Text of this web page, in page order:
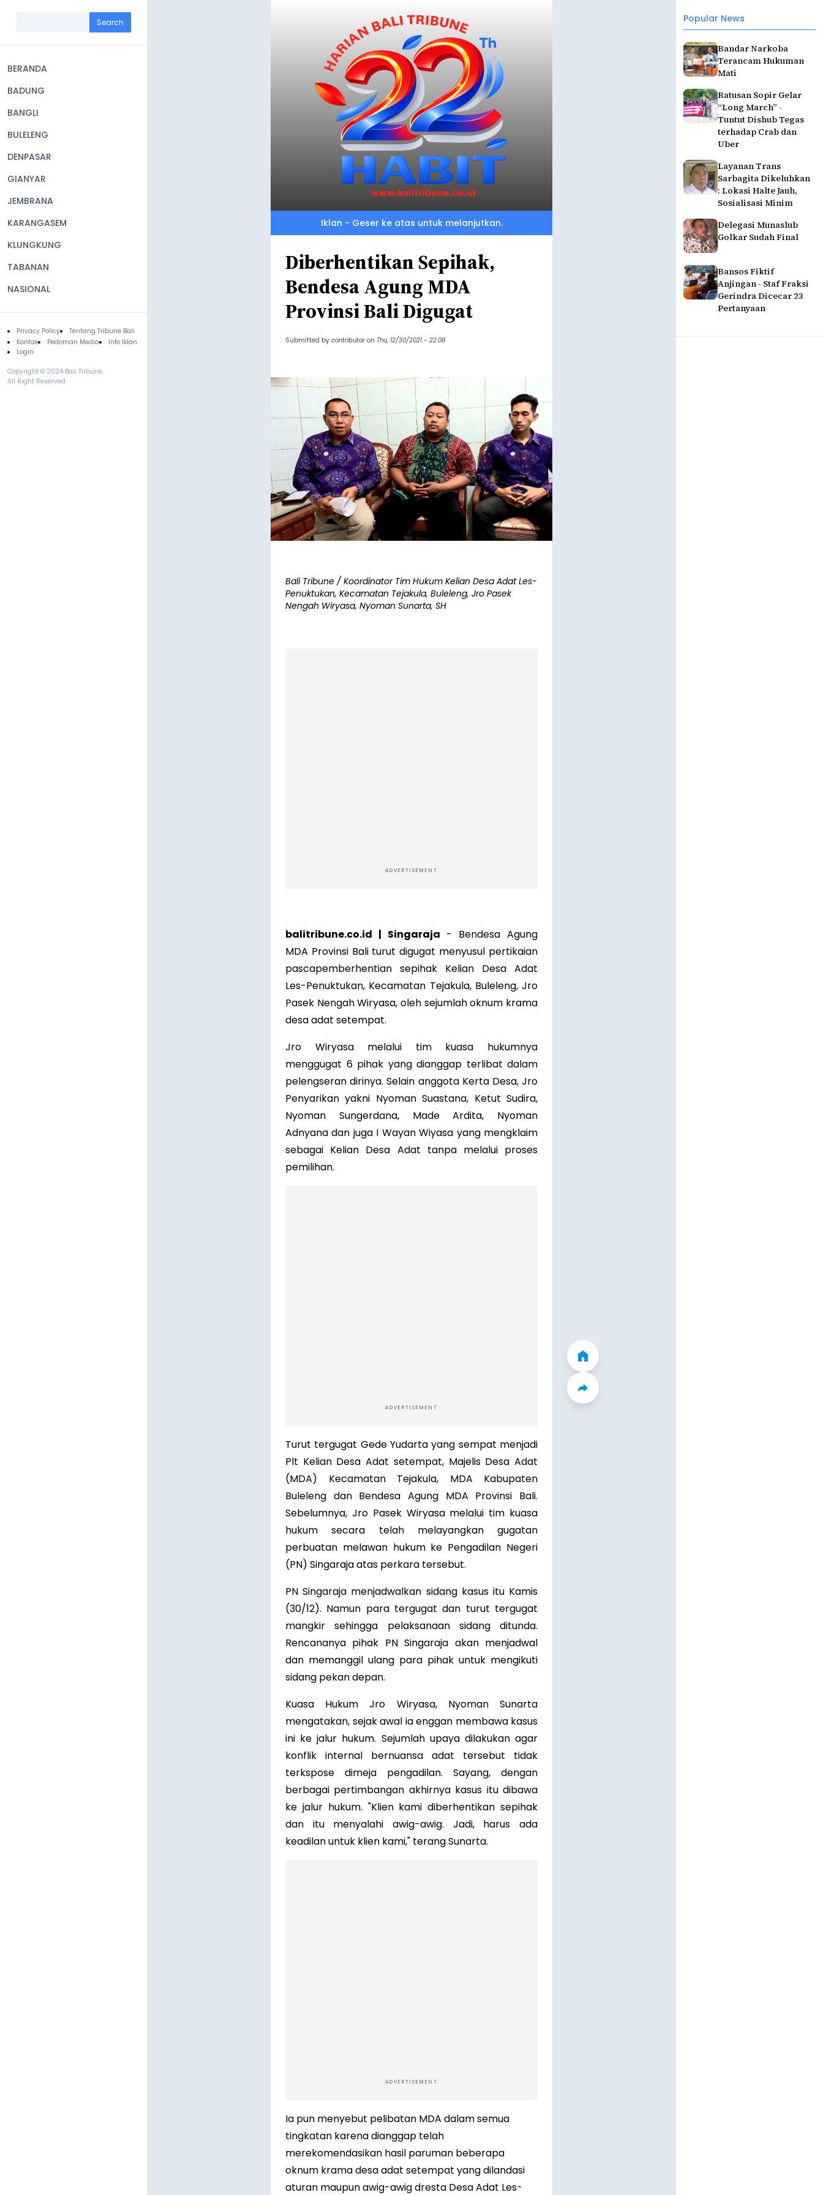
navigation
BERANDA
BADUNG
BANGLI
BULELENG
DENPASAR
GIANYAR
JEMBRANA
KARANGASEM
KLUNGKUNG
TABANAN
NASIONAL
Footer
Privacy Policy
Tentang Tribune Bali
Kontak
Pedoman Media
Info Iklan
Login
Copyright © 2024 Bali Tribune,
All Right Reserved.
Popular News
Bandar Narkoba
Terancam Hukuman
Mati
Ratusan Sopir Gelar
“Long March” -
Tuntut Dishub Tegas
terhadap Crab dan
Uber
Layanan Trans
Sarbagita Dikeluhkan
: Lokasi Halte Jauh,
Sosialisasi Minim
Delegasi Munaslub
Golkar Sudah Final
Bansos Fiktif
Anjingan - Staf Fraksi
Gerindra Dicecar 23
Pertanyaan
Iklan - Geser ke atas untuk melanjutkan.
Diberhentikan Sepihak,
Bendesa Agung MDA
Provinsi Bali Digugat
Submitted by contributor on Thu, 12/30/2021 - 22:08
Bali Tribune / Koordinator Tim Hukum Kelian Desa Adat Les-
Penuktukan, Kecamatan Tejakula, Buleleng, Jro Pasek
Nengah Wiryasa, Nyoman Sunarta, SH
ADVERTISEMENT
balitribune.co.id | Singaraja - Bendesa Agung
MDA Provinsi Bali turut digugat menyusul pertikaian
pascapemberhentian sepihak Kelian Desa Adat
Les-Penuktukan, Kecamatan Tejakula, Buleleng, Jro
Pasek Nengah Wiryasa, oleh sejumlah oknum krama
desa adat setempat.
Jro Wiryasa melalui tim kuasa hukumnya
menggugat 6 pihak yang dianggap terlibat dalam
pelengseran dirinya. Selain anggota Kerta Desa, Jro
Penyarikan yakni Nyoman Suastana, Ketut Sudira,
Nyoman Sungerdana, Made Ardita, Nyoman
Adnyana dan juga I Wayan Wiyasa yang mengklaim
sebagai Kelian Desa Adat tanpa melalui proses
pemilihan.
ADVERTISEMENT
Turut tergugat Gede Yudarta yang sempat menjadi
Plt Kelian Desa Adat setempat, Majelis Desa Adat
(MDA) Kecamatan Tejakula, MDA Kabupaten
Buleleng dan Bendesa Agung MDA Provinsi Bali.
Sebelumnya, Jro Pasek Wiryasa melalui tim kuasa
hukum secara telah melayangkan gugatan
perbuatan melawan hukum ke Pengadilan Negeri
(PN) Singaraja atas perkara tersebut.
PN Singaraja menjadwalkan sidang kasus itu Kamis
(30/12). Namun para tergugat dan turut tergugat
mangkir sehingga pelaksanaan sidang ditunda.
Rencananya pihak PN Singaraja akan menjadwal
dan memanggil ulang para pihak untuk mengikuti
sidang pekan depan.
Kuasa Hukum Jro Wiryasa, Nyoman Sunarta
mengatakan, sejak awal ia enggan membawa kasus
ini ke jalur hukum. Sejumlah upaya dilakukan agar
konflik internal bernuansa adat tersebut tidak
terkspose dimeja pengadilan. Sayang, dengan
berbagai pertimbangan akhirnya kasus itu dibawa
ke jalur hukum. "Klien kami diberhentikan sepihak
dan itu menyalahi awig-awig. Jadi, harus ada
keadilan untuk klien kami," terang Sunarta.
ADVERTISEMENT
Ia pun menyebut pelibatan MDA dalam semua
tingkatan karena dianggap telah
merekomendasikan hasil paruman beberapa
oknum krama desa adat setempat yang dilandasi
aturan maupun awig-awig dresta Desa Adat Les-